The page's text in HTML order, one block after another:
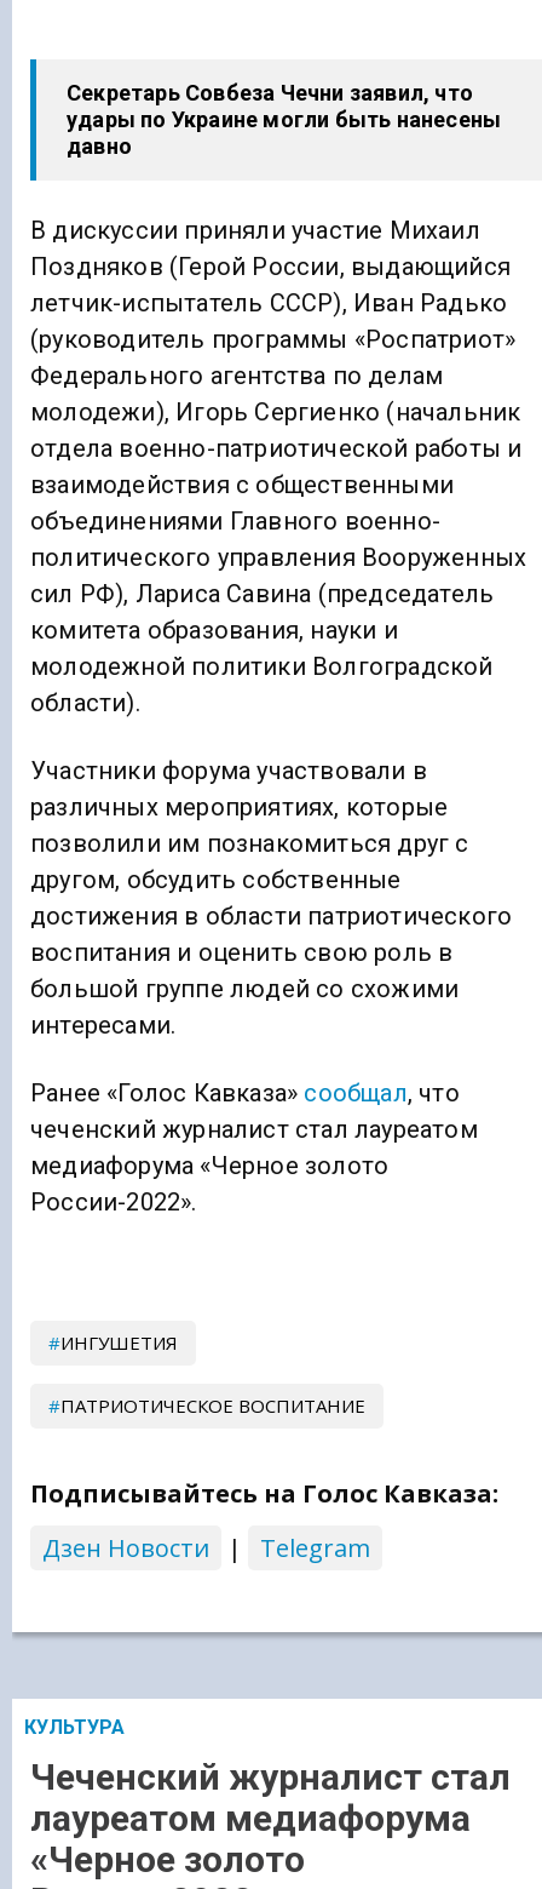
Секретарь Совбеза Чечни заявил, что
удары по Украине могли быть нанесены
давно
В дискуссии приняли участие Михаил
Поздняков (Герой России, выдающийся
летчик-испытатель СССР), Иван Радько
(руководитель программы «Роспатриот»
Федерального агентства по делам
молодежи), Игорь Сергиенко (начальник
отдела военно-патриотической работы и
взаимодействия с общественными
объединениями Главного военно-
политического управления Вооруженных
сил РФ), Лариса Савина (председатель
комитета образования, науки и
молодежной политики Волгоградской
области).
Участники форума участвовали в
различных мероприятиях, которые
позволили им познакомиться друг с
другом, обсудить собственные
достижения в области патриотического
воспитания и оценить свою роль в
большой группе людей со схожими
интересами.
Ранее «Голос Кавказа» сообщал, что
чеченский журналист стал лауреатом
медиафорума «Черное золото
России-2022».
ИНГУШЕТИЯ
ПАТРИОТИЧЕСКОЕ ВОСПИТАНИЕ
Подписывайтесь на Голос Кавказа:
Дзен Новости
| Telegram
КУЛЬТУРА
Чеченский журналист стал
лауреатом медиафорума
«Черное золото